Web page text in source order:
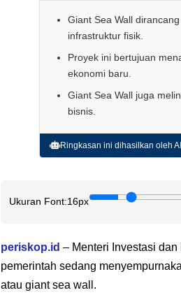
Giant Sea Wall
infrastruktur fisik.
Proyek ini bertujuan
ekonomi baru.
Giant Sea Wall juga
bisnis.
Ringkasan ini dihasilkan oleh
Ukuran Font:16px
periskop.id – Menteri Investasi
pemerintah sedang
atau giant sea wall.